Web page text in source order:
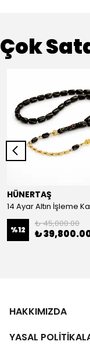
Çok
HÜNERTAŞ
%12
₺ 45,000.00
₺
HAKKIMIZDA
YASAL